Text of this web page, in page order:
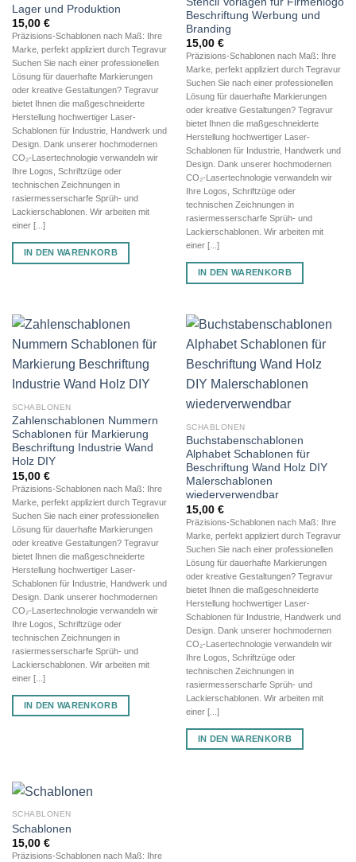
Lager und Produktion
15,00 €
Präzisions-Schablonen nach Maß: Ihre
Marke, perfekt appliziert durch Tegravur
Suchen Sie nach einer professionellen
Lösung für dauerhafte Markierungen
oder kreative Gestaltungen? Tegravur
bietet Ihnen die maßgeschneiderte
Herstellung hochwertiger Laser-
Schablonen für Industrie, Handwerk und
Design. Dank unserer hochmodernen
CO₂-Lasertechnologie verwandeln wir
Ihre Logos, Schriftzüge oder
technischen Zeichnungen in
rasiermesserscharfe Sprüh- und
Lackierschablonen. Wir arbeiten mit
einer [...]
IN DEN WARENKORB
Beschriftung Werbung und
Branding
15,00 €
Präzisions-Schablonen nach Maß: Ihre
Marke, perfekt appliziert durch Tegravur
Suchen Sie nach einer professionellen
Lösung für dauerhafte Markierungen
oder kreative Gestaltungen? Tegravur
bietet Ihnen die maßgeschneiderte
Herstellung hochwertiger Laser-
Schablonen für Industrie, Handwerk und
Design. Dank unserer hochmodernen
CO₂-Lasertechnologie verwandeln wir
Ihre Logos, Schriftzüge oder
technischen Zeichnungen in
rasiermesserscharfe Sprüh- und
Lackierschablonen. Wir arbeiten mit
einer [...]
IN DEN WARENKORB
SCHABLONEN
Zahlenschablonen Nummern
Schablonen für Markierung
Beschriftung Industrie Wand
Holz DIY
15,00 €
Präzisions-Schablonen nach Maß: Ihre
Marke, perfekt appliziert durch Tegravur
Suchen Sie nach einer professionellen
Lösung für dauerhafte Markierungen
oder kreative Gestaltungen? Tegravur
bietet Ihnen die maßgeschneiderte
Herstellung hochwertiger Laser-
Schablonen für Industrie, Handwerk und
Design. Dank unserer hochmodernen
CO₂-Lasertechnologie verwandeln wir
Ihre Logos, Schriftzüge oder
technischen Zeichnungen in
rasiermesserscharfe Sprüh- und
Lackierschablonen. Wir arbeiten mit
einer [...]
IN DEN WARENKORB
SCHABLONEN
Buchstabenschablonen
Alphabet Schablonen für
Beschriftung Wand Holz DIY
Malerschablonen
wiederverwendbar
15,00 €
Präzisions-Schablonen nach Maß: Ihre
Marke, perfekt appliziert durch Tegravur
Suchen Sie nach einer professionellen
Lösung für dauerhafte Markierungen
oder kreative Gestaltungen? Tegravur
bietet Ihnen die maßgeschneiderte
Herstellung hochwertiger Laser-
Schablonen für Industrie, Handwerk und
Design. Dank unserer hochmodernen
CO₂-Lasertechnologie verwandeln wir
Ihre Logos, Schriftzüge oder
technischen Zeichnungen in
rasiermesserscharfe Sprüh- und
Lackierschablonen. Wir arbeiten mit
einer [...]
IN DEN WARENKORB
SCHABLONEN
Schablonen
15,00 €
Präzisions-Schablonen nach Maß: Ihre